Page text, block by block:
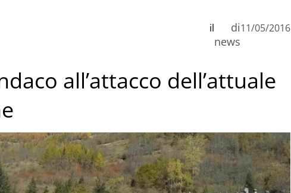
di
news
il 11/05/2016
all’attacco dell’attuale